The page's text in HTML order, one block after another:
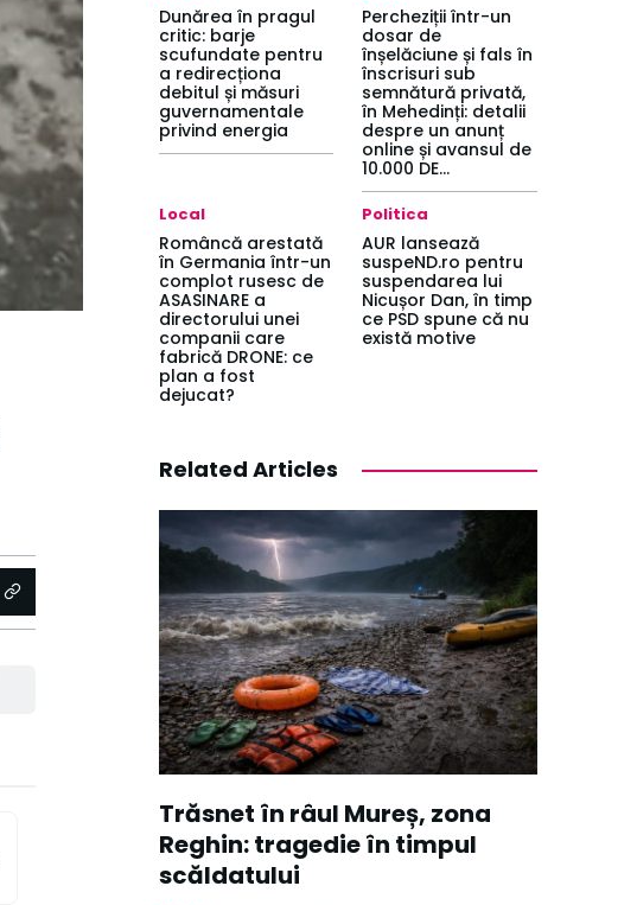
Dunărea în pragul
critic: barje
scufundate pentru
a redirecționa
debitul și măsuri
guvernamentale
privind energia
Percheziții într-un
dosar de
înșelăciune și fals în
înscrisuri sub
semnătură privată,
în Mehedinți: detalii
despre un anunț
online și avansul de
10.000 DE...
Local
Româncă arestată
în Germania într-un
complot rusesc de
ASASINARE a
directorului unei
companii care
fabrică DRONE: ce
plan a fost
dejucat?
Politica
AUR lansează
suspeND.ro pentru
suspendarea lui
Nicușor Dan, în timp
ce PSD spune că nu
există motive
Related Articles
Trăsnet în râul Mureș, zona
Reghin: tragedie în timpul
scăldatului